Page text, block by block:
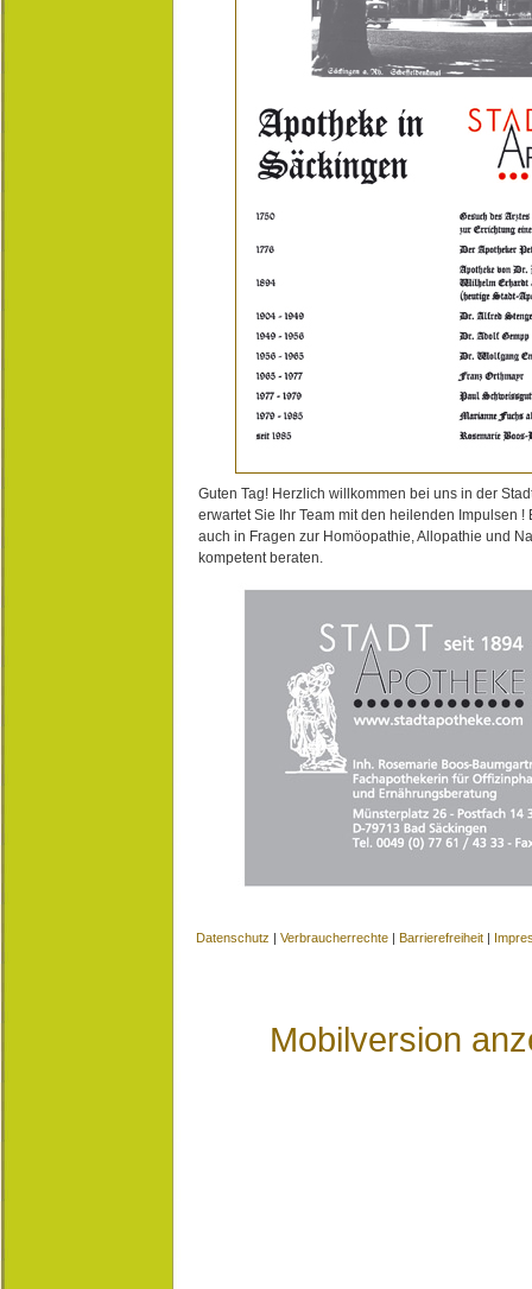
Guten Tag! Herzlich willkommen bei uns in der
erwartet Sie Ihr Team mit den heilenden Impulsen !
auch in Fragen zur Homöopathie, Allopathie und
kompetent beraten.
Datenschutz | Verbraucherrechte | Barrierefreiheit |
Mobilversion